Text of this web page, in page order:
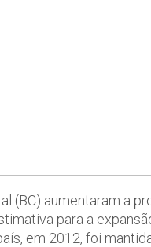
(BC) aumentaram a
para a
em 2012, foi